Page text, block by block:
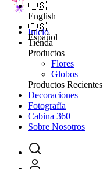
🇺🇸
English
🇪🇸
Español
Inicio
Tienda
Productos
Flores
Globos
Productos Recientes
Decoraciones
Fotografía
Cabina 360
Sobre Nosotros